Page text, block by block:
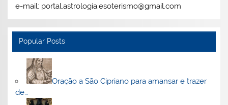
e-mail: portal.astrologia.esoterismo@gmail.com
Popular Posts
Oração a São Cipriano para amansar e trazer
de…